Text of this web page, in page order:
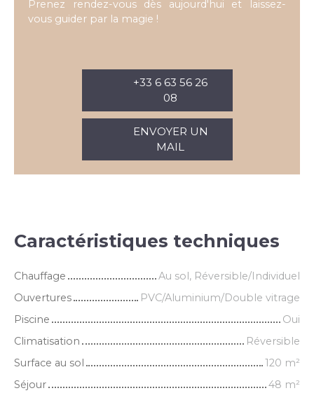
Prenez rendez-vous dès aujourd'hui et laissez-
vous guider par la magie !
+33 6 63 56 26
08
ENVOYER UN
MAIL
Caractéristiques techniques
Chauffage
Au sol, Réversible/Individuel
Ouvertures
PVC/Aluminium/Double vitrage
Piscine
Oui
Climatisation
Réversible
Surface au sol
120 m²
Séjour
48 m²